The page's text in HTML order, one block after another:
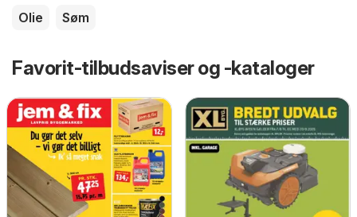
Olie
Søm
Favorit-tilbudsaviser og -kataloger